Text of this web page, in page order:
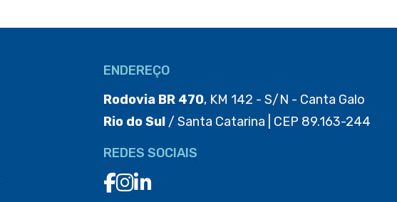
ENDEREÇO
Rodovia BR 470, KM 142 - S/N - Canta Galo
Rio do Sul/ Santa Catarina | CEP 89.163-244
REDES SOCIAIS